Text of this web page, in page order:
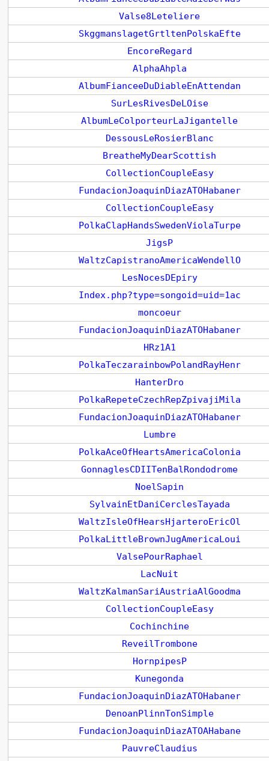
Valse8Leteliere
SkggmanslagetGrtltenPolskaEfte
EncoreRegard
AlphaAhpla
AlbumFianceeDuDiableEnAttendan
SurLesRivesDeLOise
AlbumLeColporteurLaJigantelle
DessousLeRosierBlanc
BreatheMyDearScottish
CollectionCoupleEasy
FundacionJoaquinDiazATOHabaner
CollectionCoupleEasy
PolkaClapHandsSwedenViolaTurpe
JigsP
WaltzCapistranoAmericaWendellO
LesNocesDEpiry
Index.php?type=songoid=uid=1ac
moncoeur
FundacionJoaquinDiazATOHabaner
HRz1A1
PolkaTeczarainbowPolandRayHenr
HanterDro
PolkaRepeteCzechRepZpivajiMila
FundacionJoaquinDiazATOHabaner
Lumbre
PolkaAceOfHeartsAmericaColonia
GonnaglesCDIITenBalRondodrome
NoelSapin
SylvainEtDaniCerclesTayada
WaltzIsleOfHearsHjarteroEricOl
PolkaLittleBrownJugAmericaLoui
ValsePourRaphael
LacNuit
WaltzKalmanSariAustriaAlGoodma
CollectionCoupleEasy
Cochinchine
ReveilTrombone
HornpipesP
Kunegonda
FundacionJoaquinDiazATOHabaner
DenoanPlinnTonSimple
FundacionJoaquinDiazATOAHabane
PauvreClaudius